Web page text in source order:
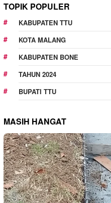
TOPIK POPULER
KABUPATEN TTU
KOTA MALANG
KABUPATEN BONE
TAHUN 2024
BUPATI TTU
MASIH HANGAT